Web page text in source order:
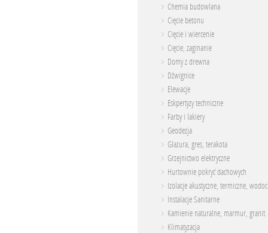
Chemia budowlana
Cięcie betonu
Cięcie i wiercenie
Cięcie, zaginanie
Domy z drewna
Dźwignice
Elewacje
Eskpertyzy techniczne
Farby i lakiery
Geodezja
Glazura, gres, terakota
Grzejnictwo elektryczne
Hurtownie pokryć dachowych
Izolacje akustyczne, termiczne,
Instalacje Sanitarne
Kamienie naturalne, marmur, granit
Klimatyzacja